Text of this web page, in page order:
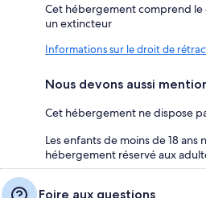
Cet hébergement comprend le
un extincteur
Informations sur le droit de
Nous devons aussi
Cet hébergement ne dispose
Les enfants de moins de 18 ans
hébergement réservé aux
Foire aux questions